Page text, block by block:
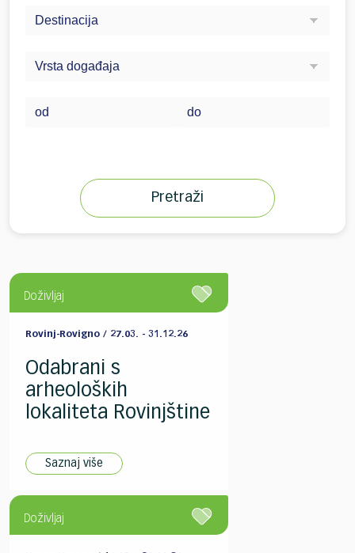
Pretraži
Doživljaj
Rovinj-Rovigno / 27.03. - 31.12.26
Odabrani s
arheoloških
lokaliteta Rovinjštine
Saznaj više
Doživljaj